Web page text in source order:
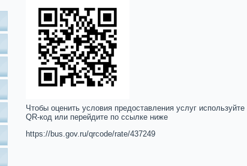
Чтобы оценить условия предоставления услуг используйте
QR-код или перейдите по ссылке ниже
https://bus.gov.ru/qrcode/rate/437249